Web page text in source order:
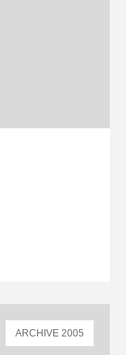
ARCHIVE 2005